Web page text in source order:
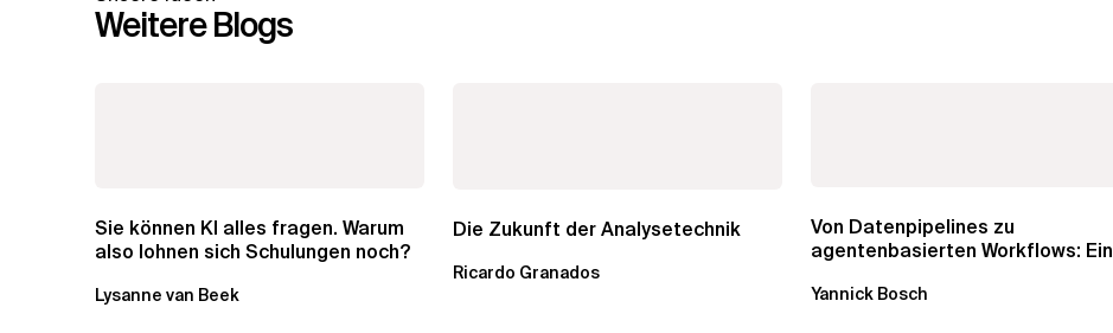
Weitere Blogs
Sie können KI alles fragen. Warum
also lohnen sich Schulungen noch?
Lysanne van Beek
Die Zukunft der Analysetechnik
Ricardo Granados
Von Datenpipelines zu
agentenbasierten Workflows: Ein
Yannick Bosch